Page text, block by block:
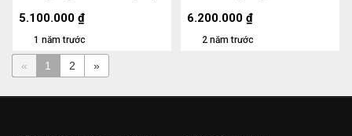
1 năm trước
5.100.000 ₫
2 năm trước
6.200.000 ₫
« 1 2 »